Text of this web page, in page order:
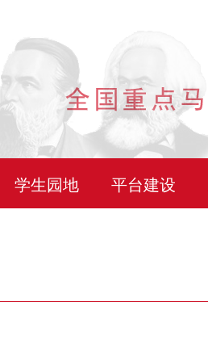
学生园地 平台建设